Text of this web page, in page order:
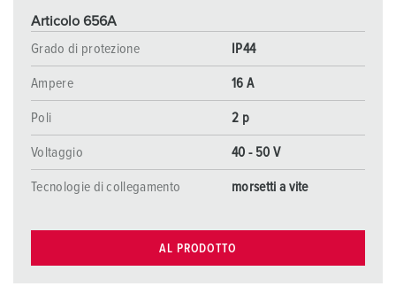
Articolo 656A
Grado di protezione
IP44
Ampere 16 A
Poli 2 p
Voltaggio 40 - 50 V
Tecnologie di collegamento morsetti a vite
AL PRODOTTO